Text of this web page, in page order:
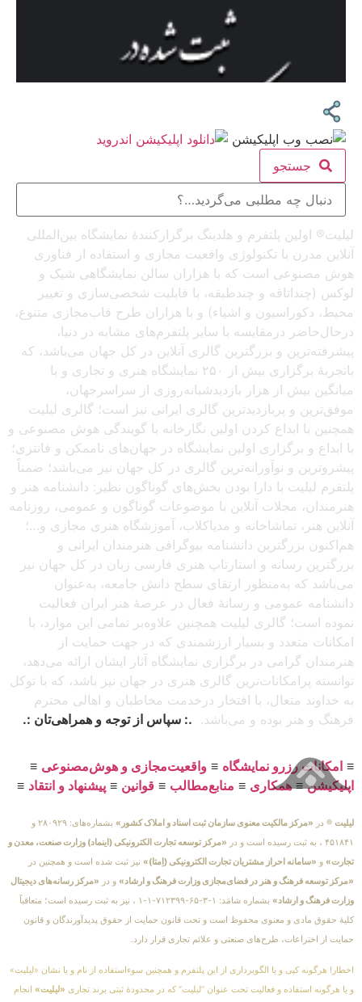
جستجو
لیلیت® اولین پلتفرم و هلدینگ برگزارکنندهٔ نمایشگاه بین‌المللی
آنلاین مدرن با تکنولوژی واقعیت مجازی و استفاده از فناوری
هوش مصنوعی است که با هزاران سالن نمایشگاهی شیک و
لوکس (چنداتاقه و چندطبقه، با قابلیت شخصی‌سازی و تغییر
محیط، دکوراسیون و اشیاء) و با هزاران طرح قاب‌مجازی متنوع،
درحال‌حاضر درمقایسه با سایر پلتفرم‌های مشابه در دنیا،
پیشرفته‌ترین و بزرگترین گالری آنلاین در کل جهان می‌باشد، که
باتجربهٔ برگزاری بیش از ۲۵۰ نمایشگاه هنری و تجاری و با
میانگین بیش از هزار بازدیدشبانه‌روزی از سراسرجهان،
موفق‌ترین و پربازدیدترین گالری ایرانی نیز است؛ گالری لیلیت
همچنین با ابداع کردن اولین نگارخانه با گویندگی هوش مصنوعی و
با ابداع و برگزاری اولین نمایشگاه در جهان‌های ناممکن و فانتزی؛
پیشروترین و نوآورانه‌ترین گالری در کل جهان نیز می‌باشد؛ ضمناً
پلتفرم لیلیت با دارا بودن بخش‌های گوناگون نظیر: دانشنامه هنر و
هنرمندان، مجلات آنلاین با موضوعات گوناگون و عمومی، روزنامه
آنلاین هنر، تماشاخانه و مدیاکلاب، آموزشگاه هنری مجازی و…؛
هم‌اکنون بزرگترین دانشنامه بیوگرافی هنرمندان ایرانی و
بزرگترین رسانه و استارتاپ هنری فارسی زبان در کل جهان نیز
می‌باشد که به‌منظور ارتقای سطح دانش جامعه، به‌عنوان
دانشنامه عمومی و رسانهٔ فعال در عرصهٔ هنر ایران فعالیت
نموده است؛ گالری لیلیت همچنین علاوه‌بر تمامی این موارد، با
امکانات متعدد و بسیار ارزشمندی که در جهت حمایت از
هنرمندان گرامی در برگزاری نمایشگاه آثار ایشان ارائه می‌دهد،
توانسته پرامکانات‌ترین گالری هنری در جهان نیز باشد، که با توکل
به خداوند متعال، با افتخار درخدمت مخاطبان و اهالی محترم
فرهنگ و هنر بوده و می‌باشد. .: سپاس از توجه و همراهی‌تان :.
≡ امکانات رزرو نمایشگاه ≡ واقعیت‌مجازی و هوش‌مصنوعی ≡
اپلیکیشن≡همکاری ≡ منابع‌مطالب ≡ قوانین ≡ پیشنهاد و انتقاد ≡
لیلیت ® در «مرکز مالکیت معنوی سازمان ثبت اسناد و املاک کشور»
بشماره‌های: ۲۸۰۹۲۹ و
۴۵۱۸۴۱ ، به ثبت رسیده است و در
«مرکز توسعه تجارت الکترونیکی (اینماد) وزارت صنعت، معدن و
تجارت» و «سامانه احراز مشتریان تجارت الکترونیکی (اِمتا)» نیز ثبت شده است و همچنین در
«مرکز توسعه فرهنگ و هنر در فضای‌مجازی وزارت فرهنگ و ارشاد» و در «مرکز رسانه‌های دیجیتال
وزارت فرهنگ و ارشاد»
بشماره شامَد: ۱-۳-۶۵-۷۱۲۳۹۹-۱-۱ ، نیز به ثبت رسیده است؛ متعاقباً
کلیهٔ حقوق مادی و معنوی محفوظ است و تحت قانون حمایت از حقوق پدیدآورندگان و قانون
حمایت از اختراعات، طرح‌های صنعتی و علائم تجاری قرار دارد.
اخطار! هرگونه کپی و یا الگوبرداری از این پلتفرم و همچنین سوءاستفاده از نام و یا نشان «لیلیت»
و یا هرگونه استفاده و فعالیت تحت عنوان “لیلیت” که در محدودهٔ ثبتی برند تجاری «لیلیت» انجام